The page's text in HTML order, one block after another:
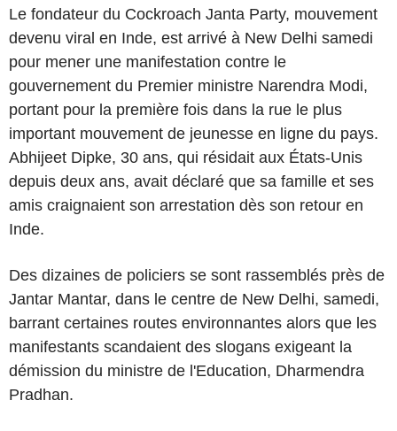
Le fondateur du Cockroach Janta Party, mouvement
devenu viral en Inde, est arrivé à New Delhi samedi
pour mener une manifestation contre le
gouvernement du Premier ministre Narendra Modi,
portant pour la première fois dans la rue le plus
important mouvement de jeunesse en ligne du pays.
Abhijeet Dipke, 30 ans, qui résidait aux États-Unis
depuis deux ans, avait déclaré que sa famille et ses
amis craignaient son arrestation dès son retour en
Inde.
Des dizaines de policiers se sont rassemblés près de
Jantar Mantar, dans le centre de New Delhi, samedi,
barrant certaines routes environnantes alors que les
manifestants scandaient des slogans exigeant la
démission du ministre de l'Education, Dharmendra
Pradhan.